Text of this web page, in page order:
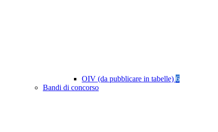
OIV (da pubblicare in tabelle) 6
Bandi di concorso